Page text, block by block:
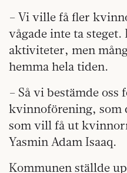
– Vi ville få fler
vågade inte ta steget.
aktiviteter, men
hemma hela tiden.
– Så vi bestämde
kvinno­förening, som
som vill få ut
Yasmin Adam Isaaq.
Kommunen ställde